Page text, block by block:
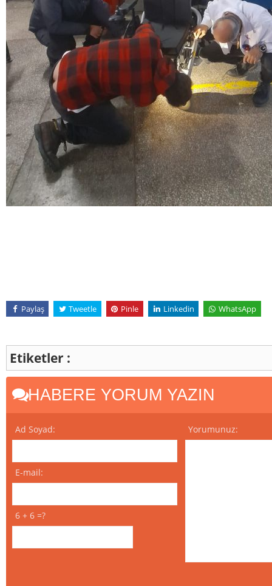
Paylaş Tweetle Pinle Linkedin WhatsApp
Etiketler :
HABERE YORUM YAZIN
Ad Soyad:
E-mail:
6 + 6 =?
Yorumunuz: